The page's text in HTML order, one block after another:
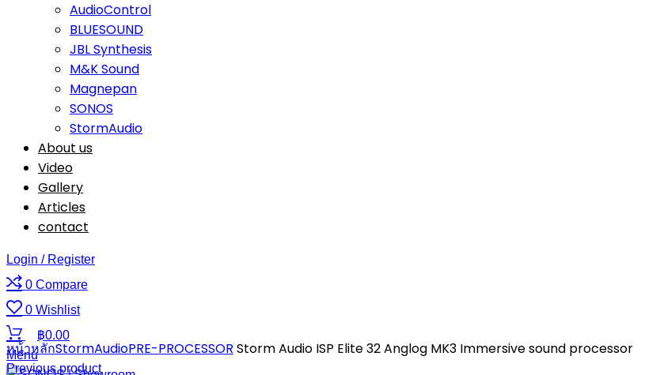
AudioControl
BLUESOUND
JBL Synthesis
M&K Sound
Magnepan
SONOS
StormAudio
About us
Video
Gallery
Articles
contact
Login / Register
0 Compare
0 Wishlist
฿0.00
Menu
Click to enlarge
หน้าหลักStormAudioPRE-PROCESSOR Storm Audio ISP Elite 32 Anglog MK3 Immersive sound processor
Previous product